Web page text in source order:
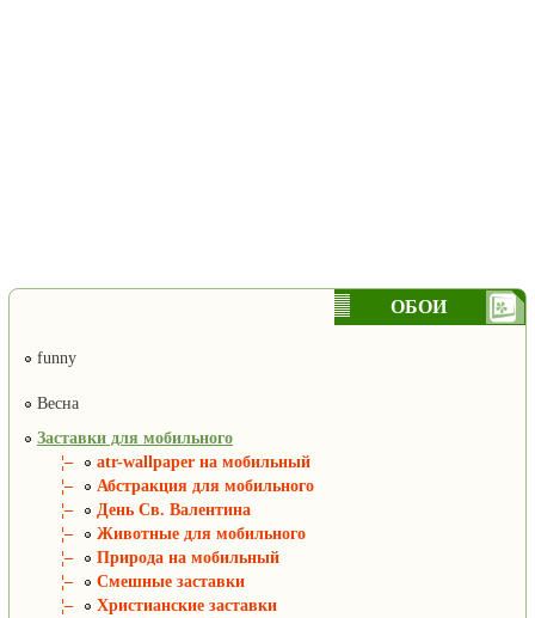
ОБОИ
funny
Весна
Заставки для мобильного
¦–
atr-wallpaper на мобильный
¦–
Абстракция для мобильного
¦–
День Св. Валентина
¦–
Животные для мобильного
¦–
Природа на мобильный
¦–
Смешные заставки
¦–
Христианские заставки